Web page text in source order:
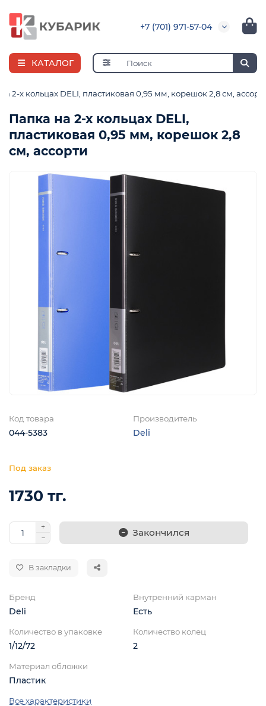
+7 (701) 971-57-04
КАТАЛОГ
2-х кольцах DELI, пластиковая 0,95 мм, корешок 2,8 см,
Папка на 2-х кольцах DELI,
пластиковая 0,95 мм, корешок 2,8
см, ассорти
Код товара
044-5383
Производитель
Deli
1730 тг.
Закончился
В закладки
Бренд
Deli
Внутренний карман
Есть
Количество в упаковке
1/12/72
Количество колец
2
Материал обложки
Пластик
Все характеристики